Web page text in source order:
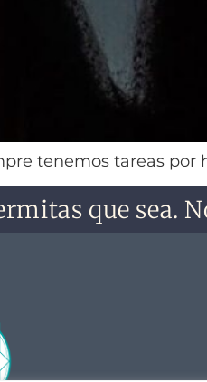
tenemos tareas por
que sea. No lo